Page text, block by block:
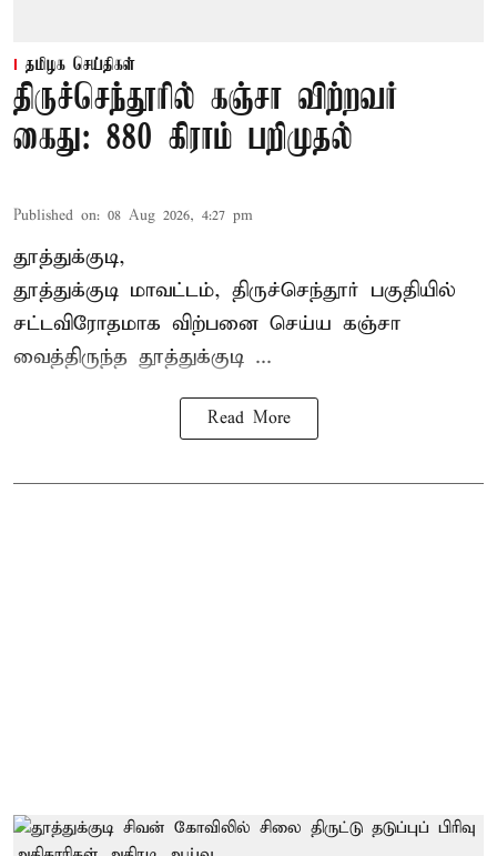
தமிழக செய்திகள்
திருச்செந்தூரில் கஞ்சா விற்றவர்
கைது: 880 கிராம் பறிமுதல்
Published on: 08 Aug 2026, 4:27 pm
தூத்துக்குடி,
தூத்துக்குடி மாவட்டம், திருச்செந்தூர் பகுதியில்
சட்டவிரோதமாக விற்பனை செய்ய கஞ்சா
வைத்திருந்த தூத்துக்குடி ...
Read More